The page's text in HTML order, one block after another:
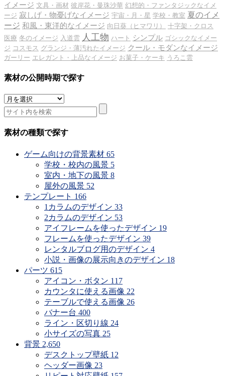
イメージ 文具・画材 彼岸花・曼珠沙華 幻想的・ファンタジックなイメ
ージ 寂しげ・物憂げなイメージ 宇宙・月・星 学校・教室 夏のイメ
ージ 和風・東洋的なイメージ 向日葵（ヒマワリ）
十字架・クロス
医療 冬のイメージ 入道雲 人工物 ハート シンプル ゴシックなイメー
ジ コスモス グランジ・薄汚れたイメージ クール・モダンなイメージ
ガーリー エレガント・上品なイメージ お菓子・ケーキ うろこ雲
素材の公開時期で探す
素
材
の
公
素材の種類で探す
ゲーム向けの背景素材 65
学校・校内の風景 5
室内・地下の風景 8
屋外の風景 52
テンプレート 166
1カラムのデザイン 33
2カラムのデザイン 53
アイフレームを使ったデザイン 19
フレームを使ったデザイン 39
レンタルブログ用のデザイン 4
小説・画像の展示向きのデザイン 18
パーツ 615
アイコン・ボタン 117
カウンタに使える画像 22
テーブルで使える画像 26
バナー台 400
ライン・区切り線 24
小サイズの写真 25
背景 2,650
デスクトップ壁紙 12
ヘッダー画像 23